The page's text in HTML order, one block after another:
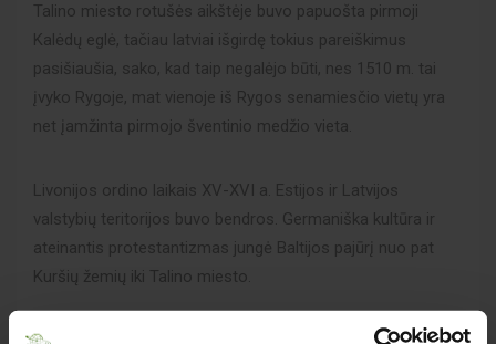
Talino miesto rotušės aikštėje buvo papuošta pirmoji
Kalėdų eglė, tačiau latviai išgirdę tokius pareiškimus
pasišiaušia, sako, kad taip negalėjo būti, nes 1510 m. tai
įvyko Rygoje, mat vienoje iš Rygos senamiesčio vietų yra
net įamžinta pirmojo šventinio medžio vieta.
Livonijos ordino laikais XV-XVI a. Estijos ir Latvijos
valstybių teritorijos buvo bendros. Germaniška kultūra ir
ateinantis protestantizmas jungė Baltijos pajūrį nuo pat
Kuršių žemių iki Talino miesto.
Tuo metu tradicijos, kurios čia buvo plėtojamos tiek